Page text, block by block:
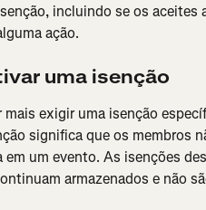
incluindo se os
ação.
uma isenção
mais exigir uma isenção
significa que os membros
em um evento. As isenções
armazenados e não